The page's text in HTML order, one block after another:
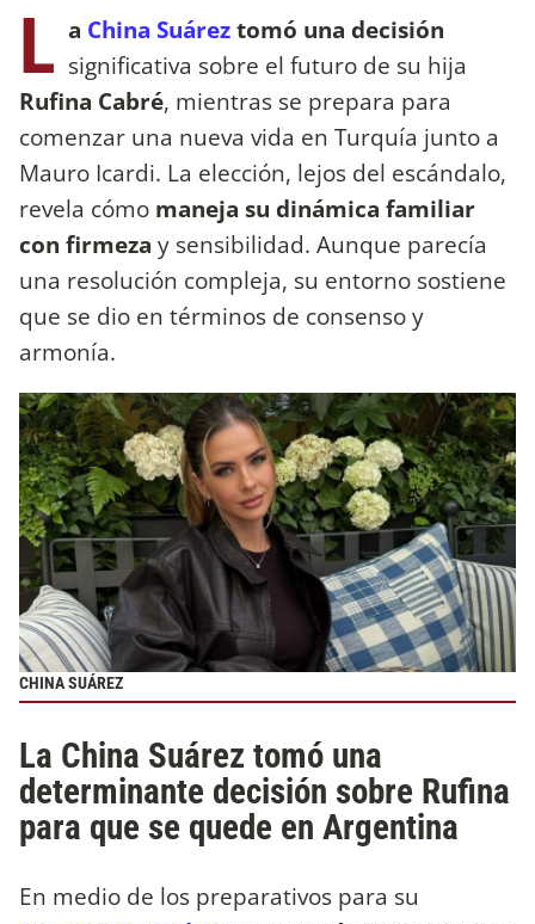
L a China Suáreztomó una decisión
significativa sobre el futuro de su hija
Rufina Cabré, mientras se prepara para
comenzar una nueva vida en Turquía junto a
Mauro Icardi. La elección, lejos del escándalo,
revela cómo maneja su dinámica familiar
con firmeza y sensibilidad. Aunque parecía
una resolución compleja, su entorno sostiene
que se dio en términos de consenso y
armonía.
CHINA SUÁREZ
La China Suárez tomó una
determinante decisión sobre Rufina
para que se quede en Argentina
En medio de los preparativos para su